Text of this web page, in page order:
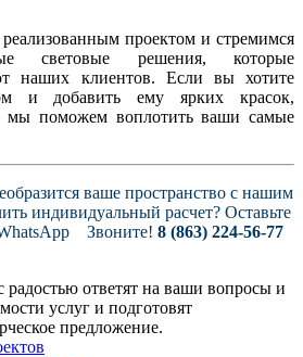
проектом и стремимся
световые решения, которые
наших клиентов. Если вы хотите
и добавить ему ярких красок,
поможем воплотить ваши самые
ваше пространство с нашим
индивидуальный расчет? Оставьте
Звоните! 8 (863) 224-56-77
ответят на ваши вопросы и
услуг и подготовят
предложение.